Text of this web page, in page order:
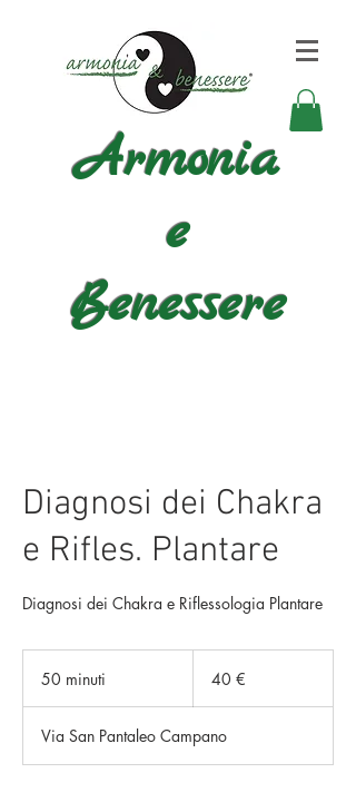
Armonia
e
Benessere
Diagnosi dei Chakra
e Rifles. Plantare
Diagnosi dei Chakra e Riflessologia Plantare
50 minuti
i
n
40 €
Via San Pantaleo Campano